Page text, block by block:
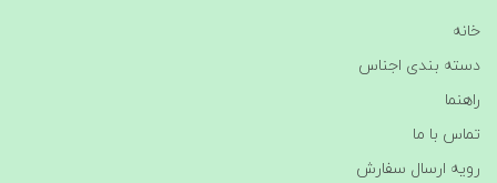
خانه
دسته بندی اجناس
راهنما
تماس با ما
رویه ارسال سفارش